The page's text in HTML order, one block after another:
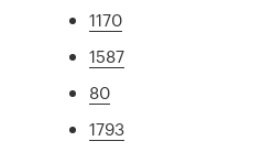
1170
1587
80
1793